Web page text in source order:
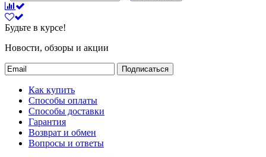
Будьте в курсе!
Новости, обзоры и акции
Подписаться
Как купить
Способы оплаты
Способы доставки
Гарантия
Возврат и обмен
Вопросы и ответы